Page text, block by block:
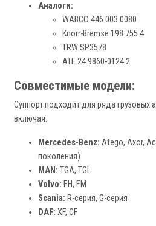
Аналоги:
WABCO 446 003 0080
Knorr-Bremse 198 755 4
TRW SP3578
ATE 24.9860-0124.2
Совместимые модели:
Суппорт подходит для ряда грузовых
включая:
Mercedes-Benz: Atego, Axor,
поколения)
MAN: TGA, TGL
Volvo: FH, FM
Scania: R-серия, G-серия
DAF: XF, CF